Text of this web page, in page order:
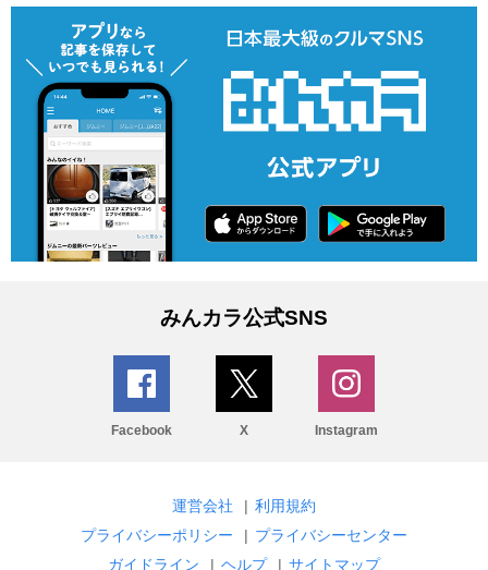
みんカラ公式SNS
Facebook X Instagram
運営会社 | 利用規約
プライバシーポリシー
| プライバシーセンター
ガイドライン
| ヘルプ | サイトマップ